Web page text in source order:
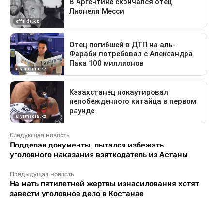
Следующая новость
Подделав документы, пытался избежать
уголовного наказания взяткодатель из Астаны
Предыдущая новость
На мать пятилетней жертвы изнасилования хотят
завести уголовное дело в Костанае